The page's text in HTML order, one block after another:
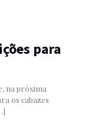
para
na próxima
os cabazes